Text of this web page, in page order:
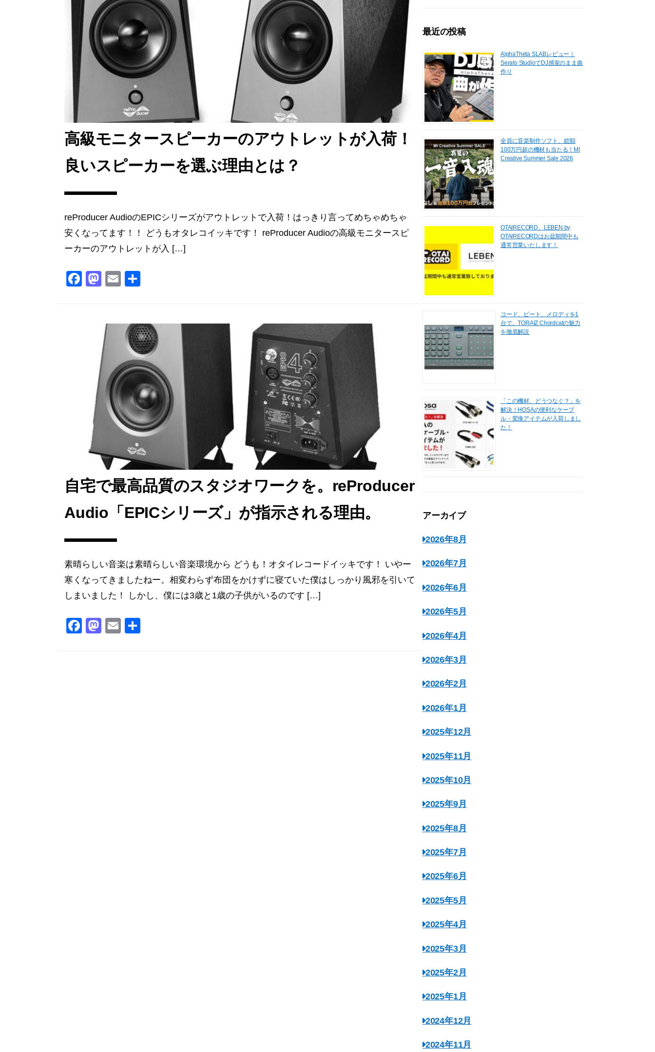
高級モニタースピーカーのアウトレットが入荷！
良いスピーカーを選ぶ理由とは？
reProducer AudioのEPICシリーズがアウトレットで入荷！はっきり言ってめちゃめちゃ
安くなってます！！ どうもオタレコイッキです！ reProducer Audioの高級モニタースピ
ーカーのアウトレットが入 […]
F M
o
d
o
n
E
l
自宅で最高品質のスタジオワークを。reProducer
Audio「EPICシリーズ」が指示される理由。
素晴らしい音楽は素晴らしい音楽環境から どうも！オタイレコードイッキです！ いやー
寒くなってきましたねー。相変わらず布団をかけずに寝ていた僕はしっかり風邪を引いて
しまいました！ しかし、僕には3歳と1歳の子供がいるのです […]
F M E
最近の投稿
AlphaTheta SLABレビュー｜
Serato StudioでDJ感覚のまま曲
作り
全員に音楽制作ソフト、総額
100万円超の機材も当たる！MI
Creative Summer Sale 2026
OTAIRECORD、LEBEN by
OTAIRECORDはお盆期間中も
通常営業いたします！
コード、ビート、メロディを1
台で。TORAIZ Chordcatの魅力
を徹底解説
「この機材、どうつなぐ？」を
解決！HOSAの便利なケーブ
ル・変換アイテムが入荷しまし
た！
アーカイブ
2026年8月
2026年7月
2026年6月
2026年5月
2026年4月
2026年3月
2026年2月
2026年1月
2025年12月
2025年11月
2025年10月
2025年9月
2025年8月
2025年7月
2025年6月
2025年5月
2025年4月
2025年3月
2025年2月
2025年1月
2024年12月
2024年11月